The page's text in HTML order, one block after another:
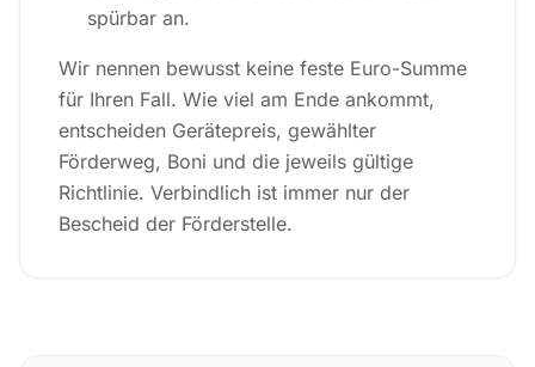
spürbar an.
Wir nennen bewusst keine feste Euro-Summe
für Ihren Fall. Wie viel am Ende ankommt,
entscheiden Gerätepreis, gewählter
Förderweg, Boni und die jeweils gültige
Richtlinie. Verbindlich ist immer nur der
Bescheid der Förderstelle.